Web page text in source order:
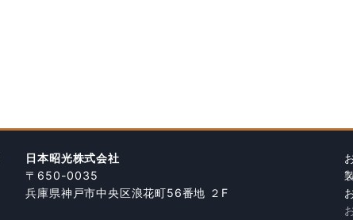
日本昭光株式会社
〒650-0035
兵庫県神戸市中央区浪花町56番地 ２F